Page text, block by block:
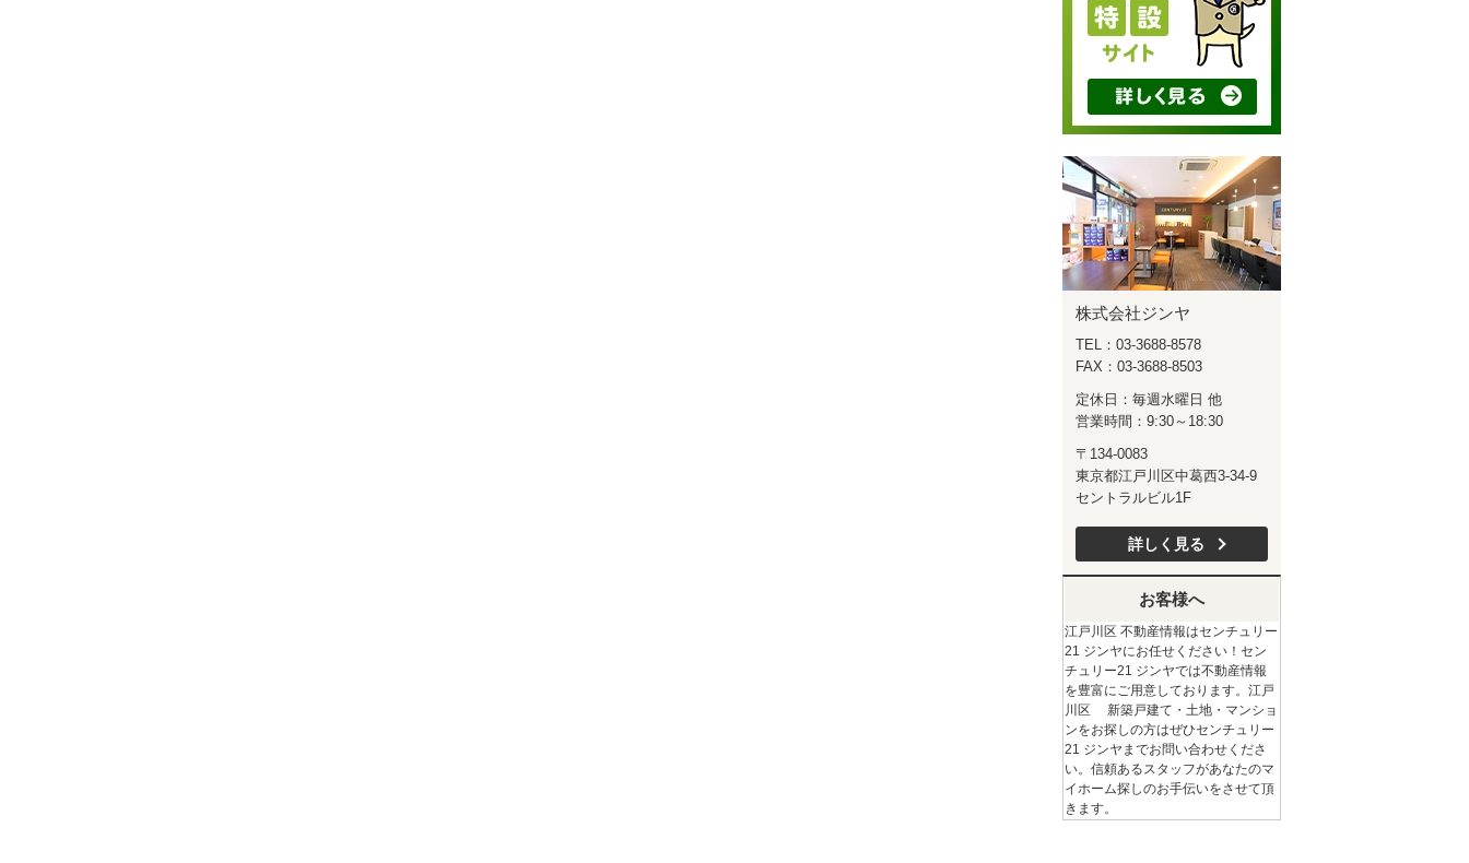
株式会社ジンヤ
TEL：03-3688-8578
FAX：03-3688-8503
定休日：毎週水曜日 他
営業時間：9:30～18:30
〒134-0083
東京都江戸川区中葛西3-34-9
セントラルビル1F
詳しく見る
お客様へ
江戸川区 不動産情報はセンチュリー
21 ジンヤにお任せください！セン
チュリー21 ジンヤでは不動産情報
を豊富にご用意しております。江戸
川区 新築戸建て・土地・マンショ
ンをお探しの方はぜひセンチュリー
21 ジンヤまでお問い合わせくださ
い。信頼あるスタッフがあなたのマ
イホーム探しのお手伝いをさせて頂
きます。